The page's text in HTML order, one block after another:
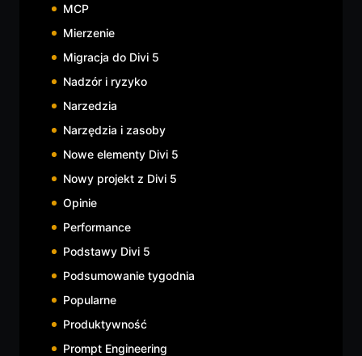
MCP
Mierzenie
Migracja do Divi 5
Nadzór i ryzyko
Narzedzia
Narzędzia i zasoby
Nowe elementy Divi 5
Nowy projekt z Divi 5
Opinie
Performance
Podstawy Divi 5
Podsumowanie tygodnia
Popularne
Produktywność
Prompt Engineering